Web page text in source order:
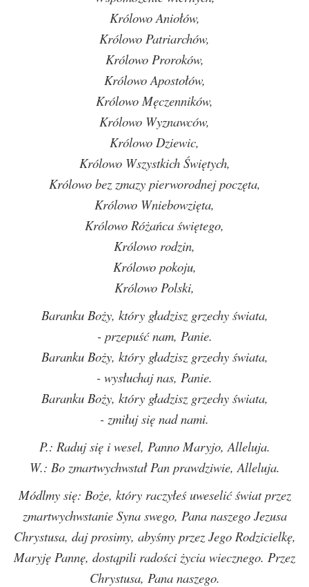
Królowo Aniołów,
Królowo Patriarchów,
Królowo Proroków,
Królowo Apostołów,
Królowo Męczenników,
Królowo Wyznawców,
Królowo Dziewic,
Królowo Wszystkich Świętych,
Królowo bez zmazy pierworodnej poczęta,
Królowo Wniebowzięta,
Królowo Różańca świętego,
Królowo rodzin,
Królowo pokoju,
Królowo Polski,
Baranku Boży, który gładzisz grzechy świata,
- przepuść nam, Panie.
Baranku Boży, który gładzisz grzechy świata,
- wysłuchaj nas, Panie.
Baranku Boży, który gładzisz grzechy świata,
- zmiłuj się nad nami.
P.: Raduj się i wesel, Panno Maryjo, Alleluja.
W.: Bo zmartwychwstał Pan prawdziwie, Alleluja.
Módlmy się: Boże, który raczyłeś uweselić świat przez
zmartwychwstanie Syna swego, Pana naszego Jezusa
Chrystusa, daj prosimy, abyśmy przez Jego Rodzicielkę,
Maryję Pannę, dostąpili radości życia wiecznego. Przez
Chrystusa, Pana naszego.